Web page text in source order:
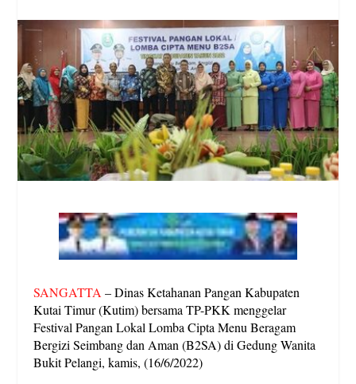
SANGATTA– Dinas Ketahanan Pangan Kabupaten
Kutai Timur (Kutim) bersama TP-PKK menggelar
Festival Pangan Lokal Lomba Cipta Menu Beragam
Bergizi Seimbang dan Aman (B2SA) di Gedung Wanita
Bukit Pelangi, kamis, (16/6/2022)